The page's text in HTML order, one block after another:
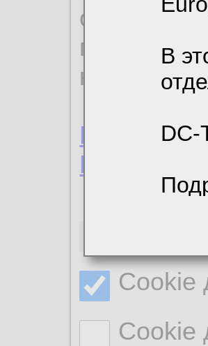
В
DC-
Политика
Cookie
Cookie